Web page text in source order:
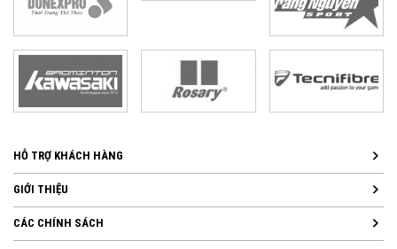
HỖ TRỢ KHÁCH HÀNG
GIỚI THIỆU
CÁC CHÍNH SÁCH